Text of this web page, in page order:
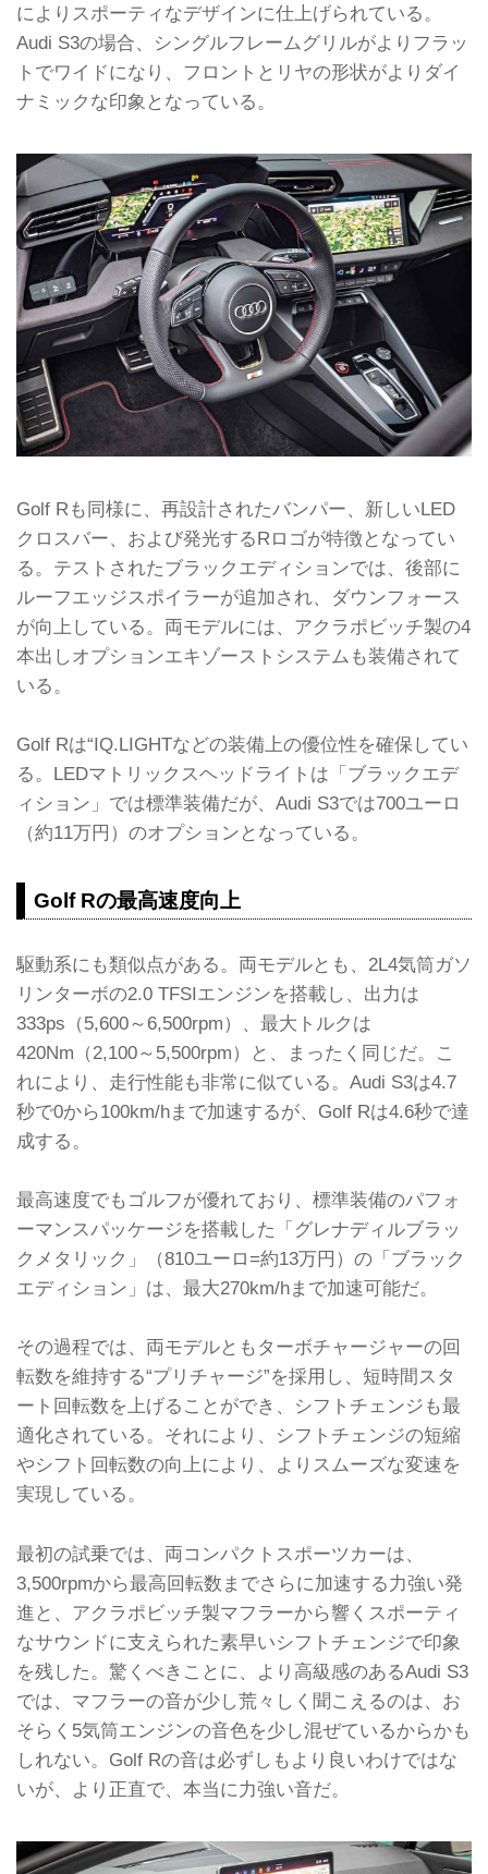
によりスポーティなデザインに仕上げられている。
Audi S3の場合、シングルフレームグリルがよりフラッ
トでワイドになり、フロントとリヤの形状がよりダイ
ナミックな印象となっている。
Golf Rも同様に、再設計されたバンパー、新しいLED
クロスバー、および発光するRロゴが特徴となってい
る。テストされたブラックエディションでは、後部に
ルーフエッジスポイラーが追加され、ダウンフォース
が向上している。両モデルには、アクラポビッチ製の4
本出しオプションエキゾーストシステムも装備されて
いる。
Golf Rは“IQ.LIGHTなどの装備上の優位性を確保してい
る。LEDマトリックスヘッドライトは「ブラックエデ
ィション」では標準装備だが、Audi S3では700ユーロ
（約11万円）のオプションとなっている。
Golf Rの最高速度向上
駆動系にも類似点がある。両モデルとも、2L4気筒ガソ
リンターボの2.0 TFSIエンジンを搭載し、出力は
333ps（5,600～6,500rpm）、最大トルクは
420Nm（2,100～5,500rpm）と、まったく同じだ。こ
れにより、走行性能も非常に似ている。Audi S3は4.7
秒で0から100km/hまで加速するが、Golf Rは4.6秒で達
成する。
最高速度でもゴルフが優れており、標準装備のパフォ
ーマンスパッケージを搭載した「グレナディルブラッ
クメタリック」（810ユーロ=約13万円）の「ブラック
エディション」は、最大270km/hまで加速可能だ。
その過程では、両モデルともターボチャージャーの回
転数を維持する“プリチャージ”を採用し、短時間スタ
ート回転数を上げることができ、シフトチェンジも最
適化されている。それにより、シフトチェンジの短縮
やシフト回転数の向上により、よりスムーズな変速を
実現している。
最初の試乗では、両コンパクトスポーツカーは、
3,500rpmから最高回転数までさらに加速する力強い発
進と、アクラポビッチ製マフラーから響くスポーティ
なサウンドに支えられた素早いシフトチェンジで印象
を残した。驚くべきことに、より高級感のあるAudi S3
では、マフラーの音が少し荒々しく聞こえるのは、お
そらく5気筒エンジンの音色を少し混ぜているからかも
しれない。Golf Rの音は必ずしもより良いわけではな
いが、より正直で、本当に力強い音だ。